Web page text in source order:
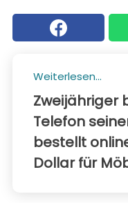
Weiterlesen...
Zweijähriger
Telefon
bestellt
Dollar für